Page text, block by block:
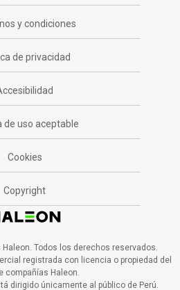
y condiciones
de privacidad
de uso aceptable
Cookies
Copyright
Todos los derechos reservados.
registrada con licencia o propiedad del
compañías Haleon.
dirigido únicamente al público de Perú.